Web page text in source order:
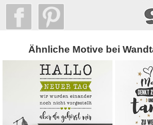
Ähnliche Motive bei